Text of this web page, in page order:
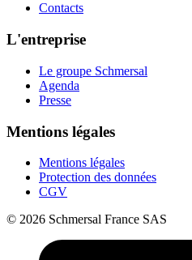
Contacts
L'entreprise
Le groupe Schmersal
Agenda
Presse
Mentions légales
Mentions légales
Protection des données
CGV
© 2026 Schmersal France SAS